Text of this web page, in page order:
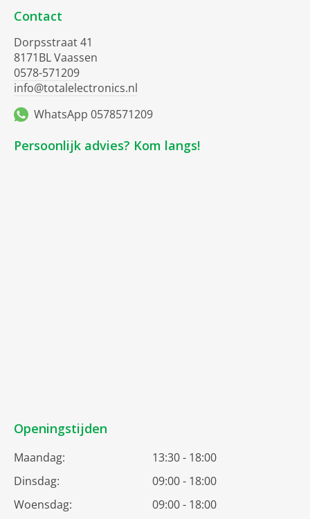
Contact
Dorpsstraat 41
8171BL Vaassen
0578-571209
info@totalelectronics.nl
WhatsApp 0578571209
Persoonlijk advies? Kom langs!
Openingstijden
Maandag:
13:30 - 18:00
Dinsdag:
09:00 - 18:00
Woensdag:
09:00 - 18:00